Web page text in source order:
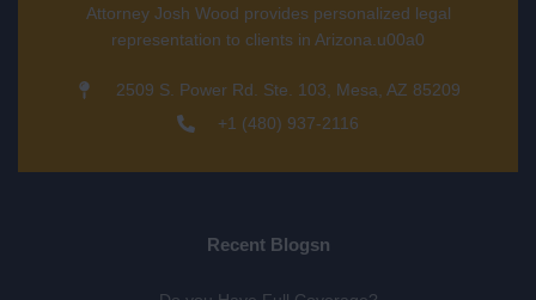
Attorney Josh Wood provides personalized legal
representation to clients in Arizona.u00a0
2509 S. Power Rd. Ste. 103, Mesa, AZ 85209
+1 (480) 937-2116
Recent Blogsn